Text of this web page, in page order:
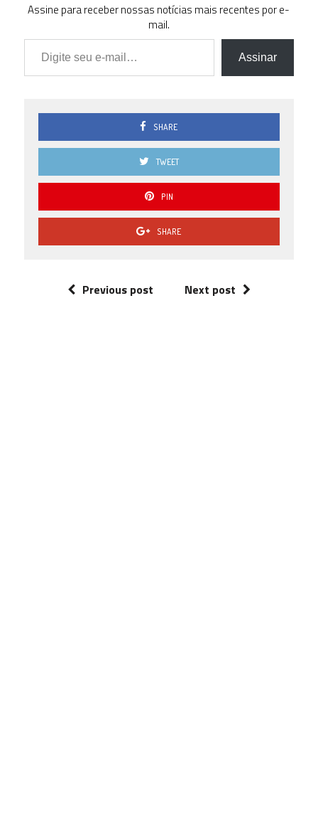
Assine para receber nossas notícias mais recentes por e-
mail.
Digite seu e-mail…
Assinar
SHARE
TWEET
PIN
SHARE
Previous post Next post